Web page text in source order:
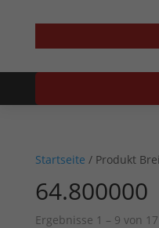
Startseite / Produkt
64.800000
Ergebnisse 1 – 9 von